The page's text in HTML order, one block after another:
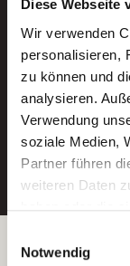
Diese Webseite
Wir verwenden
personalisieren,
zu können und
analysieren.
Verwendung
soziale Medien,
Partner führen
weiteren Daten
Wenn Sie auf
Notwendig
Ein
Betreiber der